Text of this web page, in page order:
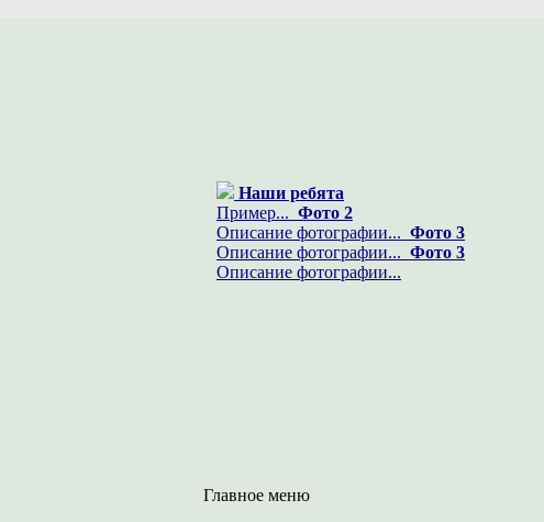
Наши ребята
Пример... Фото 2
Описание фотографии... Фото 3
Описание фотографии... Фото 3
Описание фотографии...
Главное меню